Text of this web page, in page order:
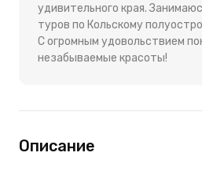
удивительного края.
туров по Кольскому
С огромным удовольствием
незабываемые красоты!
Описание